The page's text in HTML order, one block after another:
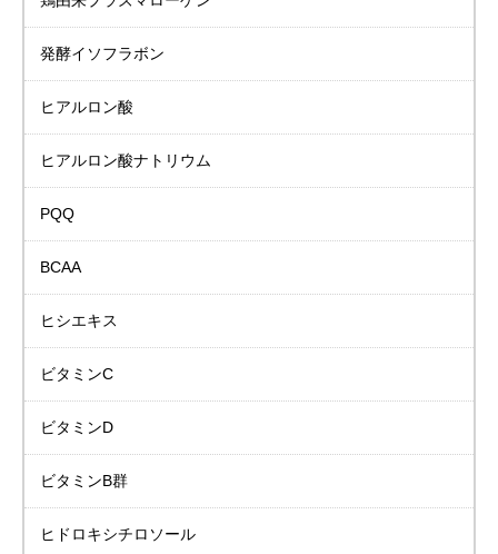
発酵イソフラボン
ヒアルロン酸
ヒアルロン酸ナトリウム
PQQ
BCAA
ヒシエキス
ビタミンC
ビタミンD
ビタミンB群
ヒドロキシチロソール